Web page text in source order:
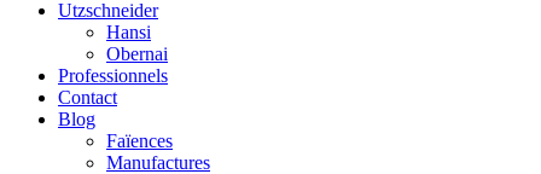
Utzschneider
Hansi
Obernai
Professionnels
Contact
Blog
Faïences
Manufactures